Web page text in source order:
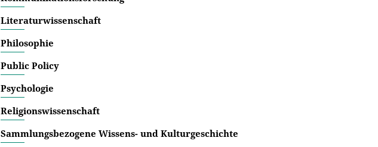
Literaturwissenschaft
Philosophie
Public Policy
Psychologie
Religionswissenschaft
Sammlungsbezogene Wissens- und Kulturgeschichte